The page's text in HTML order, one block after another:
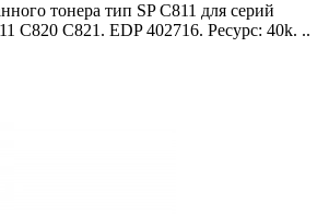
тонера тип SP C811 для серий
C820 C821. EDP 402716. Ресурс: 40k. ..